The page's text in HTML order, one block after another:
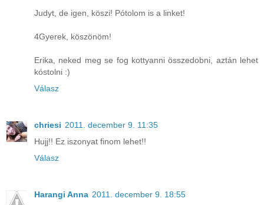
Judyt, de igen, köszi! Pótolom is a linket!
4Gyerek, köszönöm!
Erika, neked meg se fog kottyanni összedobni, aztán lehet
kóstolni :)
Válasz
chriesi 2011. december 9. 11:35
Hujj!! Ez iszonyat finom lehet!!
Válasz
Harangi Anna 2011. december 9. 18:55